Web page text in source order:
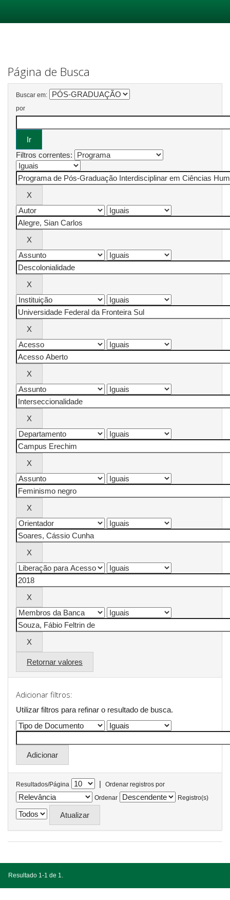
Página de Busca
Buscar em:
por
Filtros correntes:
Retornar valores
Adicionar filtros:
Utilizar filtros para refinar o resultado de busca.
Resultados/Página |
Ordenar registros por
Ordenar
Registro(s)
Resultado 1-1 de 1.